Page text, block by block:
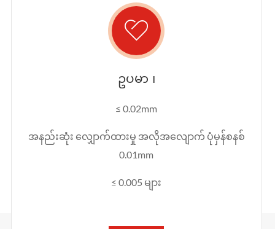

ဥပမာ ၊
≤ 0.02mm
အနည်းဆုံး လျှောက်ထားမှု အလိုအလျောက် ပုံမှန်စနစ်
0.01mm
≤ 0.005 များ